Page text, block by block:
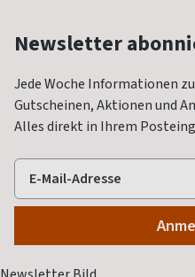
Newsletter
Jede Woche Informationen
Gutscheinen, Aktionen und
Alles direkt in Ihrem